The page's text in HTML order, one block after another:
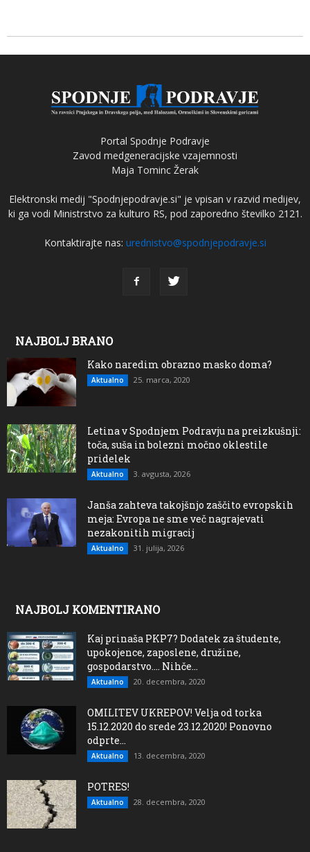
Portal Spodnje Podravje
Zavod medgeneracijske vzajemnosti
Maja Tominc Žerak
Elektronski medij "Spodnjepodravje.si" je vpisan v razvid medijev,
ki ga vodi Ministrstvo za kulturo RS, pod zaporedno številko 2121.
Kontaktirajte nas: urednistvo@spodnjepodravje.si
NAJBOLJ BRANO
Kako naredim obrazno masko doma?
Aktualno 25. marca, 2020
Letina v Spodnjem Podravju na preizkušnji:
toča, suša in bolezni močno oklestile
pridelek
Aktualno 3. avgusta, 2026
Janša zahteva takojšnjo zaščito evropskih
meja: Evropa ne sme več nagrajevati
nezakonitih migracij
Aktualno 31. julija, 2026
NAJBOLJ KOMENTIRANO
Kaj prinaša PKP7? Dodatek za študente,
upokojence, zaposlene, družine,
gospodarstvo…. Nihče...
Aktualno 20. decembra, 2020
OMILITEV UKREPOV! Velja od torka
15.12.2020 do srede 23.12.2020! Ponovno
odprte...
Aktualno 13. decembra, 2020
POTRES!
Aktualno 28. decembra, 2020